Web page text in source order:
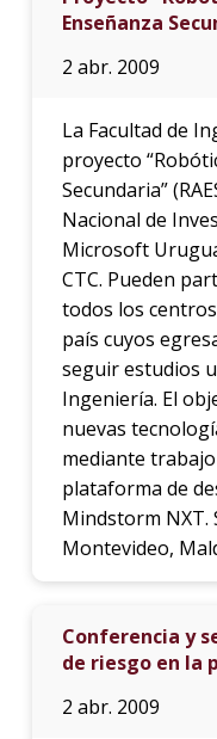
Enseñanza
2 abr. 2009
La Facultad de
proyecto
Secundaria”
Nacional de
Microsoft
CTC. Pueden
todos los
país cuyos
seguir estudios
Ingeniería. El
nuevas
mediante
plataforma de
Mindstorm NXT.
Montevideo,
Conferencia y
de riesgo en la
2 abr. 2009